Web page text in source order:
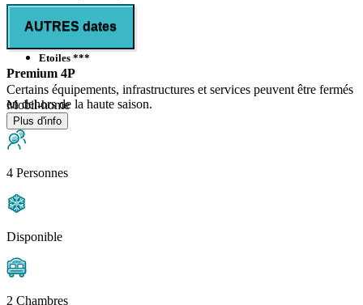
Nombre d'étoiles
Etoiles ***
Certains équipements, infrastructures et services peuvent être fermés
en dehors de la haute saison.
AUTRES dates
Premium 4P
Mobil-home
Plus d'info
4 Personnes
Disponible
2 Chambres